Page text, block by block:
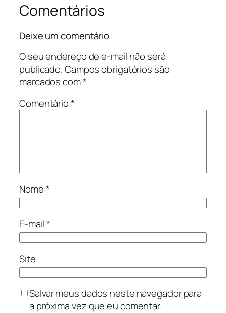
Comentários
Deixe um comentário
O seu endereço de e-mail não será
publicado.Campos obrigatórios são
marcados com*
Comentário*
Nome*
E-mail*
Site
Salvar meus dados neste navegador para
a próxima vez que eu comentar.